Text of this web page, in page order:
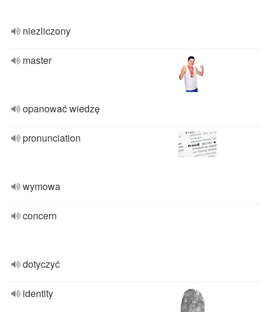
niezliczony
master
opanować wiedzę
pronunciation
wymowa
concern
dotyczyć
identity